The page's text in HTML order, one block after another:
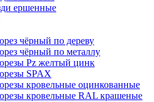
ершенные
чёрный по дереву
чёрный по металлу
Pz желтый цинк
SPAX
кровельные оцинкованные
кровельные RAL крашеные